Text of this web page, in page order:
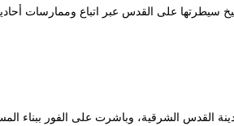
منذ عام 1967 محاولاتها لترسيخ سيطرتها على القدس عبر
القدس الشرقية، وباشرت على الفور ببناء